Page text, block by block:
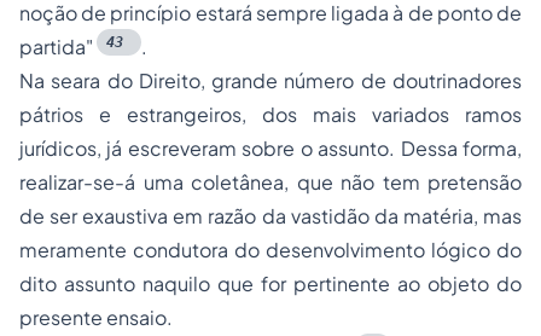
noção de princípio estará sempre ligada à de ponto de
partida"
43
.
Na seara do Direito, grande número de doutrinadores
pátrios e estrangeiros, dos mais variados ramos
jurídicos, já escreveram sobre o assunto. Dessa forma,
realizar-se-á uma coletânea, que não tem pretensão
de ser exaustiva em razão da vastidão da matéria, mas
meramente condutora do desenvolvimento lógico do
dito assunto naquilo que for pertinente ao objeto do
presente ensaio.